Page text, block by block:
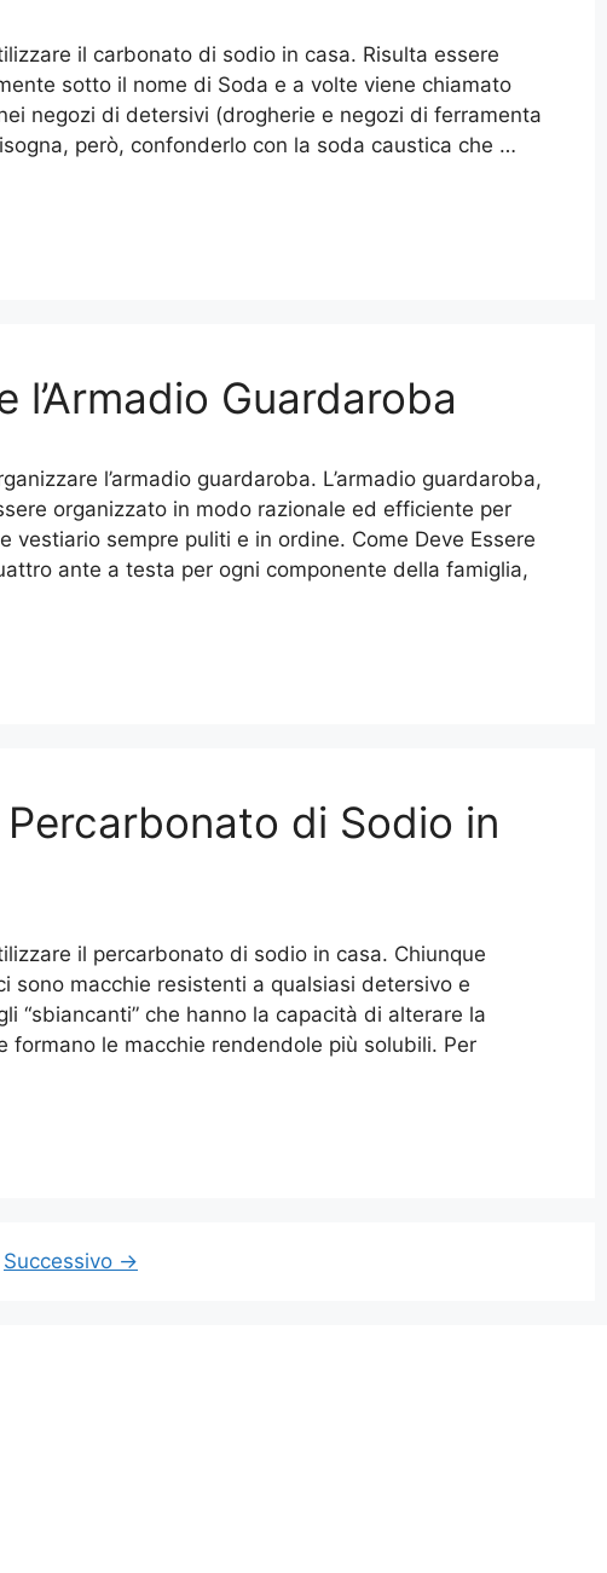
il carbonato di sodio in casa. Risulta essere
sotto il nome di Soda e a volte viene chiamato
negozi di detersivi (drogherie e negozi di ferramenta
però, confonderlo con la soda caustica che …
l’Armadio Guardaroba
l’armadio guardaroba. L’armadio guardaroba,
organizzato in modo razionale ed efficiente per
vestiario sempre puliti e in ordine. Come Deve Essere
ante a testa per ogni componente della famiglia,
di Sodio in
il percarbonato di sodio in casa. Chiunque
sono macchie resistenti a qualsiasi detersivo e
“sbiancanti” che hanno la capacità di alterare la
formano le macchie rendendole più solubili. Per
Successivo →